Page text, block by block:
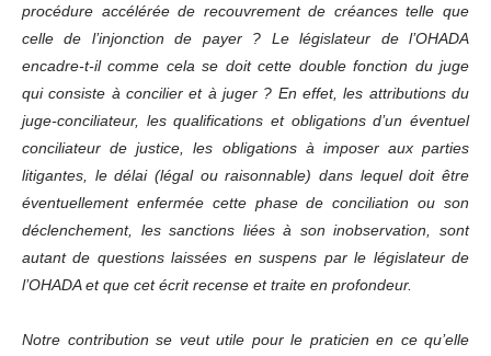
procédure accélérée de recouvrement de créances telle que
celle de l’injonction de payer ? Le législateur de l’OHADA
encadre-t-il comme cela se doit cette double fonction du juge
qui consiste à concilier et à juger ? En effet, les attributions du
juge-conciliateur, les qualifications et obligations d’un éventuel
conciliateur de justice, les obligations à imposer aux parties
litigantes, le délai (légal ou raisonnable) dans lequel doit être
éventuellement enfermée cette phase de conciliation ou son
déclenchement, les sanctions liées à son inobservation, sont
autant de questions laissées en suspens par le législateur de
l’OHADA et que cet écrit recense et traite en profondeur.
Notre contribution se veut utile pour le praticien en ce qu’elle